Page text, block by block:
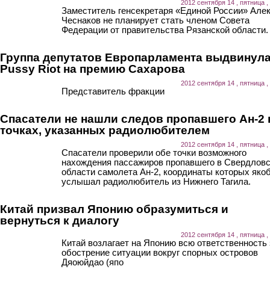
2012 сентября 14 , пятница ,
Заместитель генсекретаря «Единой России»
Чеснаков не планирует стать членом Совета
Федерации от правительства Рязанской области.
Группа депутатов Европарламента
Pussy Riot на премию Сахарова
2012 сентября 14 , пятница ,
Представитель фракции
Спасатели не нашли следов пропавшего Ан-2
точках, указанных радиолюбителем
2012 сентября 14 , пятница ,
Спасатели проверили обе точки возможного
нахождения пассажиров пропавшего в
области самолета Ан-2, координаты которых
услышал радиолюбитель из Нижнего Тагила.
Китай призвал Японию образумиться и
вернуться к диалогу
2012 сентября 14 , пятница ,
Китай возлагает на Японию всю ответственность
обострение ситуации вокруг спорных островов
Дяоюйдао (япо